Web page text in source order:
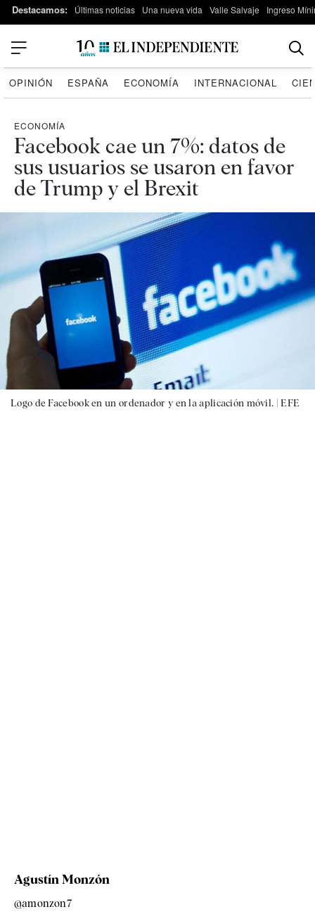
Destacamos: Últimas noticias Una nueva vida Valle Salvaje Ingreso
OPINIÓN ESPAÑA ECONOMÍA INTERNACIONAL
ECONOMÍA
Facebook cae un 7%: datos de
sus usuarios se usaron en favor
de Trump y el Brexit
Logo de Facebook en un ordenador y en la aplicación móvil. |EFE
Agustín Monzón
@amonzon7